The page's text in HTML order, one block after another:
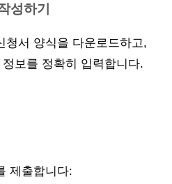
성하기
청서 양식을 다운로드하고,
보를 정확히 입력합니다.
제출합니다: